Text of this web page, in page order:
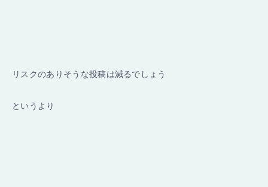
リスクのありそうな投稿は減るでしょう
というより